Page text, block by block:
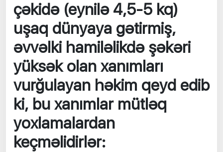
çəkidə (eynilə 4,5-5 kq)
uşaq dünyaya gətirmiş,
əvvəlki hamiləlikdə şəkəri
yüksək olan xanımları
vurğulayan həkim qeyd edib
ki, bu xanımlar mütləq
yoxlamalardan
keçməlidirlər: